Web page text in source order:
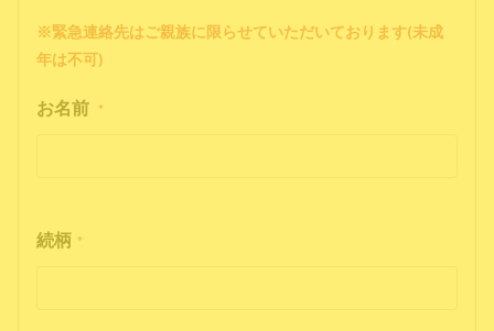
※緊急連絡先はご親族に限らせていただいております(未成
年は不可)
お名前 *
続柄 *